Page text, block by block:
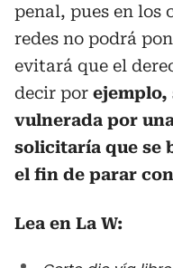
penal, pues en los
redes no podrá
evitará que el
decir por ejemplo,
vulnerada por
solicitaría que se
el fin de parar
Lea en La W: